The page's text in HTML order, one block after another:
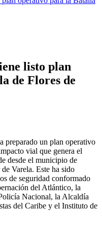
listo plan
de Flores de
preparado un plan operativo
vial que genera el
desde el municipio de
Varela. Este ha sido
de seguridad conformado
del Atlántico, la
Nacional, la Alcaldía
del Caribe y el Instituto de